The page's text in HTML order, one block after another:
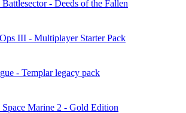
- Deeds of the Fallen
III - Multiplayer Starter Pack
- Templar legacy pack
Marine 2 - Gold Edition